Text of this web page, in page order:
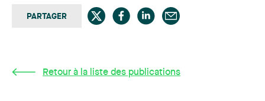
PARTAGER
Retour à la liste des publications